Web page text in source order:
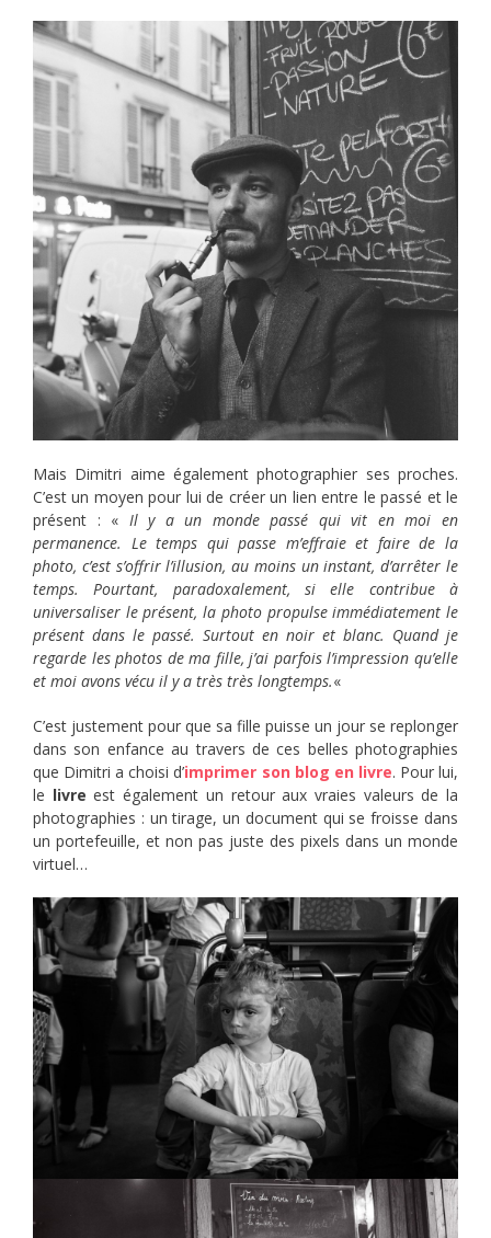
Mais Dimitri aime également photographier ses proches.
C’est un moyen pour lui de créer un lien entre le passé et le
présent : « Il y a un monde passé qui vit en moi en
permanence. Le temps qui passe m’effraie et faire de la
photo, c’est s’offrir l’illusion, au moins un instant, d’arrêter le
temps. Pourtant, paradoxalement, si elle contribue à
universaliser le présent, la photo propulse immédiatement le
présent dans le passé. Surtout en noir et blanc. Quand je
regarde les photos de ma fille, j’ai parfois l’impression qu’elle
et moi avons vécu il y a très très longtemps.«
C’est justement pour que sa fille puisse un jour se replonger
dans son enfance au travers de ces belles photographies
que Dimitri a choisi d’imprimer son blog en livre. Pour lui,
le livre est également un retour aux vraies valeurs de la
photographies : un tirage, un document qui se froisse dans
un portefeuille, et non pas juste des pixels dans un monde
virtuel…